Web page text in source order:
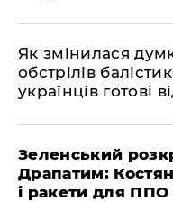
Як змінилася
обстрілів
українців готові
Зеленський
Драпатим:
і ракети для ППО